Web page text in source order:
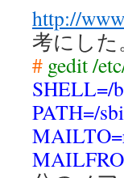
http://
考にした
# gedit /
SHELL=/
PATH=/